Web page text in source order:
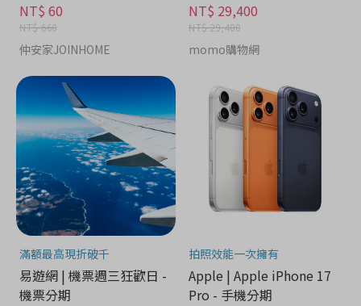
NT$ 60
NT$ 660
仲安家JOINHOME
NT$ 29,400
NT$ 29,400
momo購物網
滿額最高現折破千
易遊網 | 機票週三狂歡日 -
機票分期
拍照效能一次擁有
Apple | Apple iPhone 17
Pro - 手機分期